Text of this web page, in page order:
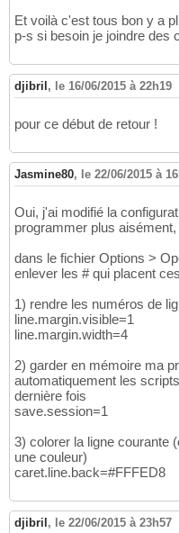
Et voilà c'est tous bon y a
p-s si besoin je joindre des
djibril , le 16/06/2015 à 22h19
pour ce début de retour !
Jasmine80, le 22/06/2015 à
Oui, j'ai modifié la
programmer plus
dans le fichier Options >
enlever les # qui placent
1) rendre les numéros de
line.margin.visible=1
line.margin.width=4
2) garder en mémoire ma
automatiquement les
dernière fois
save.session=1
3) colorer la ligne courante
une couleur)
caret.line.back=#FFFED8
djibril , le 22/06/2015 à 23h57